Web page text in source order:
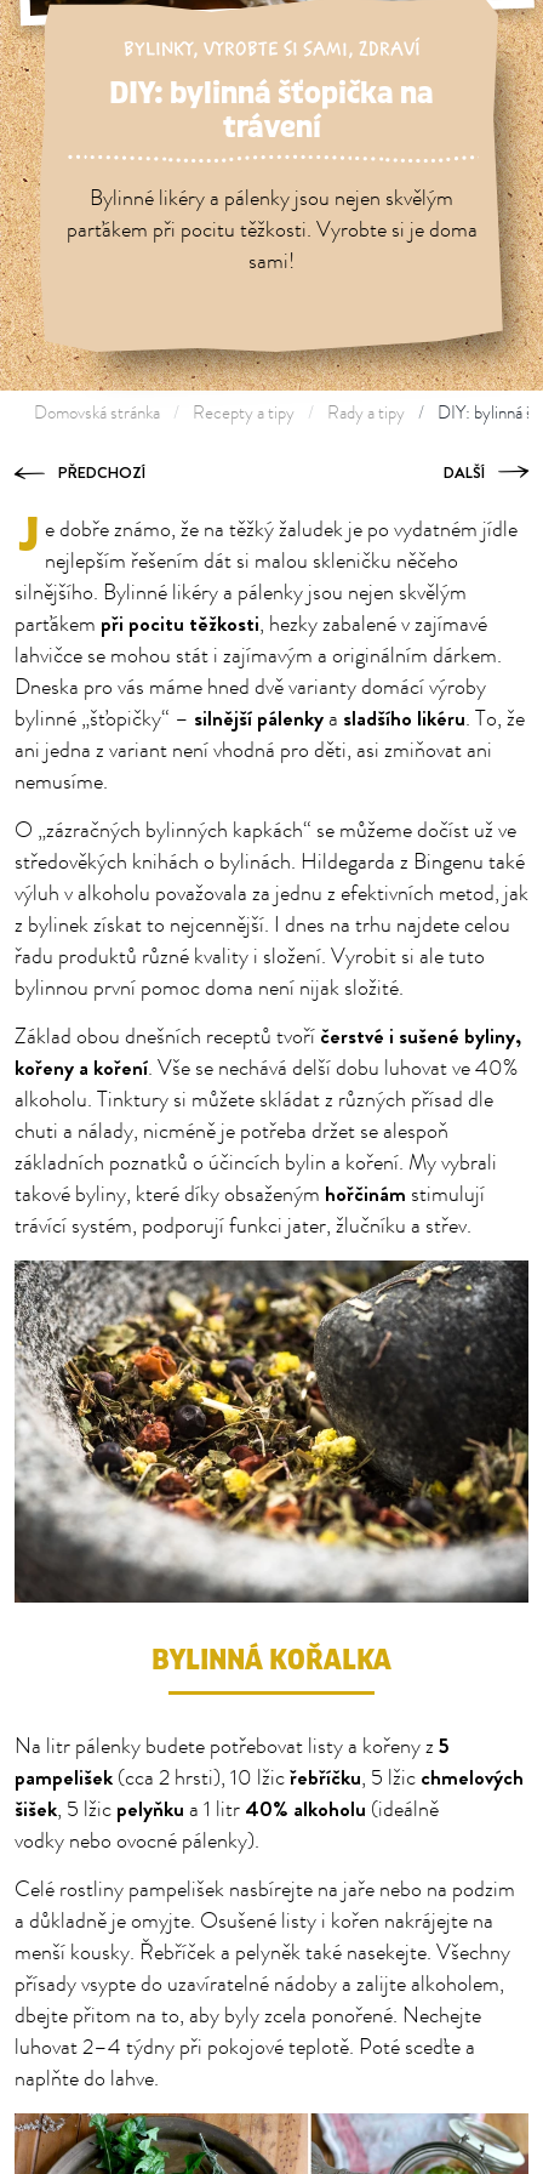
BYLINKY, VYROBTE SI SAMI, ZDRAVÍ
DIY: bylinná šťopička na
trávení
Bylinné likéry a pálenky jsou nejen skvělým
parťákem při pocitu těžkosti. Vyrobte si je doma
sami!
Domovská stránka Recepty a tipy Rady a tipy DIY: bylinná
PŘEDCHOZÍ DALŠÍ
J e dobře známo, že na těžký žaludek je po vydatném jídle
nejlepším řešením dát si malou skleničku něčeho
silnějšího. Bylinné likéry a pálenky jsou nejen skvělým
parťákem při pocitu těžkosti, hezky zabalené v zajímavé
lahvičce se mohou stát i zajímavým a originálním dárkem.
Dneska pro vás máme hned dvě varianty domácí výroby
bylinné „šťopičky“ – silnější pálenkya sladšího likéru. To, že
ani jedna z variant není vhodná pro děti, asi zmiňovat ani
nemusíme.
O „zázračných bylinných kapkách“ se můžeme dočíst už ve
středověkých knihách o bylinách. Hildegarda z Bingenu také
výluh v alkoholu považovala za jednu z efektivních metod, jak
z bylinek získat to nejcennější. I dnes na trhu najdete celou
řadu produktů různé kvality i složení. Vyrobit si ale tuto
bylinnou první pomoc doma není nijak složité.
Základ obou dnešních receptů tvoří čerstvé i sušené byliny,
kořeny a koření. Vše se nechává delší dobu luhovat ve 40%
alkoholu. Tinktury si můžete skládat z různých přísad dle
chuti a nálady, nicméně je potřeba držet se alespoň
základních poznatků o účincích bylin a koření. My vybrali
takové byliny, které díky obsaženým hořčinám stimulují
trávící systém, podporují funkci jater, žlučníku a střev.
BYLINNÁ KOŘALKA
Na litr pálenky budete potřebovat listy a kořeny z 5
pampelišek (cca 2 hrsti), 10 lžicřebříčku, 5 lžic chmelových
šišek, 5 lžic pelyňku a 1 litr 40% alkoholu (ideálně
vodky nebo ovocné pálenky).
Celé rostliny pampelišek nasbírejte na jaře nebo na podzim
a důkladně je omyjte. Osušené listy i kořen nakrájejte na
menší kousky. Řebříček a pelyněk také nasekejte. Všechny
přísady vsypte do uzavíratelné nádoby a zalijte alkoholem,
dbejte přitom na to, aby byly zcela ponořené. Nechejte
luhovat 2–4 týdny při pokojové teplotě. Poté sceďte a
naplňte do lahve.